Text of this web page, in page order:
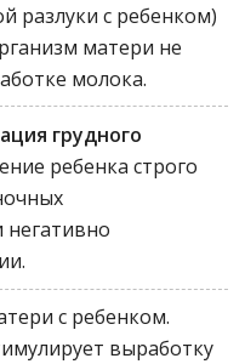
разлуки с ребенком)
матери не
молока.
грудного
ребенка строго
негативно
с ребенком.
выработку